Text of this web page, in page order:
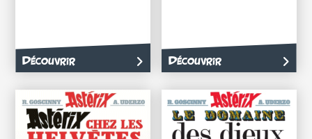
Découvrir Découvrir